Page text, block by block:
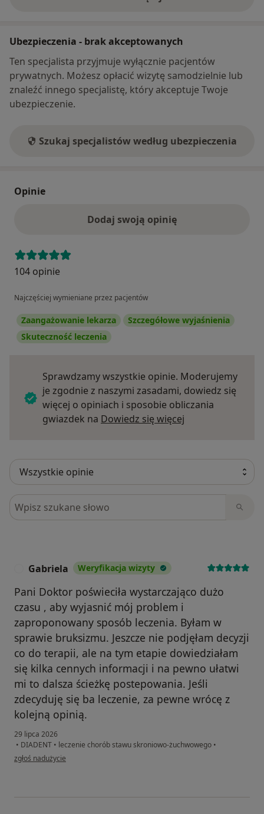
Ubezpieczenia - brak akceptowanych
Ten specjalista przyjmuje wyłącznie pacjentów
prywatnych. Możesz opłacić wizytę samodzielnie lub
znaleźć innego specjalistę, który akceptuje Twoje
ubezpieczenie.
Szukaj specjalistów według ubezpieczenia
Opinie
Dodaj swoją opinię
104 opinie
Najczęściej wymieniane przez pacjentów
Zaangażowanie lekarza
Szczegółowe wyjaśnienia
Skuteczność leczenia
Sprawdzamy wszystkie opinie. Moderujemy
je zgodnie z naszymi zasadami, dowiedz się
więcej o opiniach i sposobie obliczania
gwiazdek na Dowiedz się więcej
Szukaj w opiniach
Gabriela Weryfikacja wizyty
Pani Doktor poświeciła wystarczająco dużo
czasu , aby wyjasnić mój problem i
zaproponowany sposób leczenia. Byłam w
sprawie bruksizmu. Jeszcze nie podjęłam decyzji
co do terapii, ale na tym etapie dowiedziałam
się kilka cennych informacji i na pewno ułatwi
mi to dalsza ścieżkę postepowania. Jeśli
zdecyduję się ba leczenie, za pewne wrócę z
kolejną opinią.
29 lipca 2026
• DIADENT • leczenie chorób stawu skroniowo-żuchwowego •
w opinii użytkownika Gabriela
zgłoś nadużycie